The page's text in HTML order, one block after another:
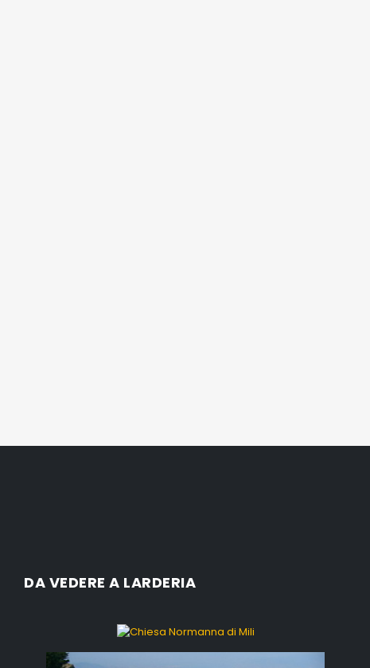
DA VEDERE A LARDERIA